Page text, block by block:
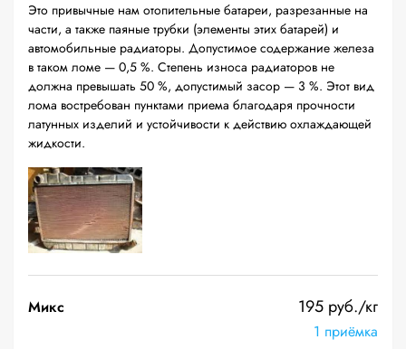
Это привычные нам отопительные батареи, разрезанные на
части, а также паяные трубки (элементы этих батарей) и
автомобильные радиаторы. Допустимое содержание железа
в таком ломе — 0,5 %. Степень износа радиаторов не
должна превышать 50 %, допустимый засор — 3 %. Этот вид
лома востребован пунктами приема благодаря прочности
латунных изделий и устойчивости к действию охлаждающей
жидкости.
Микс 195 руб./кг
1 приёмка